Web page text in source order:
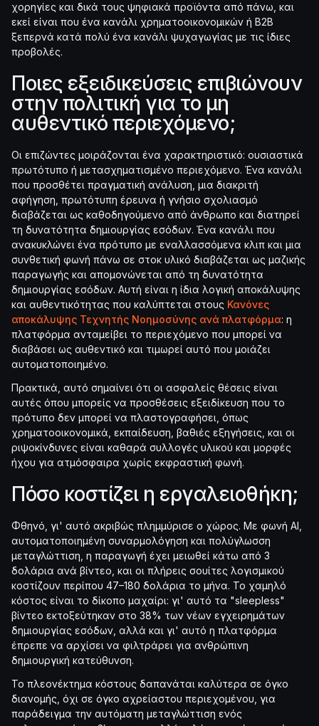
χορηγίες και δικά τους ψηφιακά προϊόντα από πάνω, και
εκεί είναι που ένα κανάλι χρηματοοικονομικών ή B2B
ξεπερνά κατά πολύ ένα κανάλι ψυχαγωγίας με τις ίδιες
προβολές.
Ποιες εξειδικεύσεις επιβιώνουν
στην πολιτική για το μη
αυθεντικό περιεχόμενο;
Οι επιζώντες μοιράζονται ένα χαρακτηριστικό: ουσιαστικά
πρωτότυπο ή μετασχηματισμένο περιεχόμενο. Ένα κανάλι
που προσθέτει πραγματική ανάλυση, μια διακριτή
αφήγηση, πρωτότυπη έρευνα ή γνήσιο σχολιασμό
διαβάζεται ως καθοδηγούμενο από άνθρωπο και διατηρεί
τη δυνατότητα δημιουργίας εσόδων. Ένα κανάλι που
ανακυκλώνει ένα πρότυπο με εναλλασσόμενα κλιπ και μια
συνθετική φωνή πάνω σε στοκ υλικό διαβάζεται ως μαζικής
παραγωγής και απομονώνεται από τη δυνατότητα
δημιουργίας εσόδων. Αυτή είναι η ίδια λογική αποκάλυψης
και αυθεντικότητας που καλύπτεται στους Κανόνες
αποκάλυψης Τεχνητής Νοημοσύνης ανά πλατφόρμα: η
πλατφόρμα ανταμείβει το περιεχόμενο που μπορεί να
διαβάσει ως αυθεντικό και τιμωρεί αυτό που μοιάζει
αυτοματοποιημένο.
Πρακτικά, αυτό σημαίνει ότι οι ασφαλείς θέσεις είναι
αυτές όπου μπορείς να προσθέσεις εξειδίκευση που το
πρότυπο δεν μπορεί να πλαστογραφήσει, όπως
χρηματοοικονομικά, εκπαίδευση, βαθιές εξηγήσεις, και οι
ριψοκίνδυνες είναι καθαρά συλλογές υλικού και μορφές
ήχου για ατμόσφαιρα χωρίς εκφραστική φωνή.
Πόσο κοστίζει η εργαλειοθήκη;
Φθηνό, γι' αυτό ακριβώς πλημμύρισε ο χώρος. Με φωνή AI,
αυτοματοποιημένη συναρμολόγηση και πολύγλωσση
μεταγλώττιση, η παραγωγή έχει μειωθεί κάτω από 3
δολάρια ανά βίντεο, και οι πλήρεις σουίτες λογισμικού
κοστίζουν περίπου 47–180 δολάρια το μήνα. Το χαμηλό
κόστος είναι το δίκοπο μαχαίρι: γι' αυτό τα "sleepless"
βίντεο εκτοξεύτηκαν στο 38% των νέων εγχειρημάτων
δημιουργίας εσόδων, αλλά και γι' αυτό η πλατφόρμα
έπρεπε να αρχίσει να φιλτράρει για ανθρώπινη
δημιουργική κατεύθυνση.
Το πλεονέκτημα κόστους δαπανάται καλύτερα σε όγκο
διανομής, όχι σε όγκο αχρείαστου περιεχομένου, για
παράδειγμα την αυτόματη μεταγλώττιση ενός